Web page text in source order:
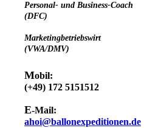
Personal- und Business-Coach
(DFC)
Marketingbetriebswirt
(VWA/DMV)
Mobil:
(+49) 172 5151512
E-Mail:
ahoi@ballonexpeditionen.de